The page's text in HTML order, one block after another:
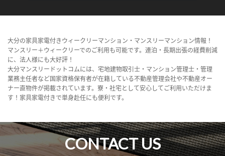
大分の家具家電付きウィークリーマンション・マンスリーマンション情報！
マンスリー＋ウィークリーでのご利用も可能です。連泊・長期出張の経費削減
に、法人様にも大好評！
大分マンスリードットコムには、宅地建物取引士・マンション管理士・管理
業務主任者など国家資格保有者が在籍している不動産管理会社や不動産オー
ナー直物件が掲載されています。寮・社宅として安心してご利用いただけま
す！家具家電付きで単身赴任にも便利です。
CONTACT US